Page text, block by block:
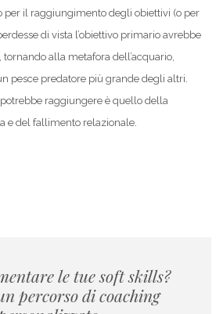
per il raggiungimento degli obiettivi (o per
di vista l’obiettivo primario avrebbe
alla metafora dell’acquario,
pesce predatore più grande degli altri.
potrebbe raggiungere è quello della
e del fallimento relazionale.
le tue soft skills?
percorso di coaching